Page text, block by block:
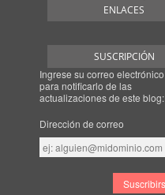
ENLACES
SUSCRIPCIÓN
Ingrese su correo electrónico
para notificarlo de las
actualizaciones de este blog:
Dirección de correo
Dirección
de